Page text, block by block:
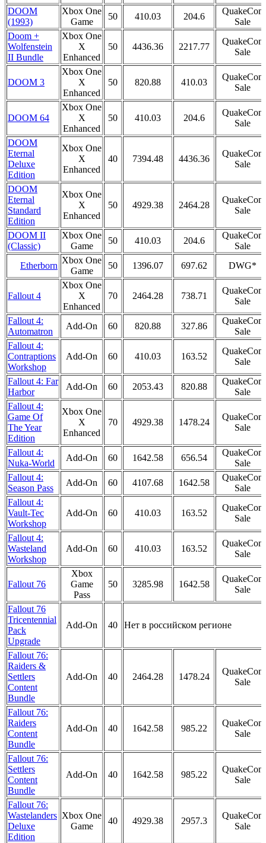
DOOM
(1993)
Xbox One
Game
50 410.03 204.6
QuakeCon
Sale
Doom +
Wolfenstein
II Bundle
Xbox One
X
Enhanced
50 4436.36 2217.77
QuakeCon
Sale
DOOM 3
Xbox One
X
Enhanced
50 820.88 410.03
QuakeCon
Sale
DOOM 64
Xbox One
X
Enhanced
50 410.03 204.6
QuakeCon
Sale
DOOM
Eternal
Deluxe
Edition
Xbox One
X
Enhanced
40 7394.48 4436.36
QuakeCon
Sale
DOOM
Eternal
Standard
Edition
Xbox One
X
Enhanced
50 4929.38 2464.28
QuakeCon
Sale
DOOM II
(Classic)
Xbox One
Game
50 410.03 204.6
QuakeCon
Sale
Etherborn
Xbox One
Game
50 1396.07 697.62 DWG*
Fallout 4
Xbox One
X
Enhanced
70 2464.28 738.71
QuakeCon
Sale
Fallout 4:
Automatron
Add-On 60 820.88 327.86
QuakeCon
Sale
Fallout 4:
Contraptions
Workshop
Add-On 60 410.03 163.52
QuakeCon
Sale
Fallout 4: Far
Harbor
Add-On 60 2053.43 820.88
QuakeCon
Sale
Fallout 4:
Game Of
The Year
Edition
Xbox One
X
Enhanced
70 4929.38 1478.24
QuakeCon
Sale
Fallout 4:
Nuka-World
Add-On 60 1642.58 656.54
QuakeCon
Sale
Fallout 4:
Season Pass
Add-On 60 4107.68 1642.58
QuakeCon
Sale
Fallout 4:
Vault-Tec
Workshop
Add-On 60 410.03 163.52
QuakeCon
Sale
Fallout 4:
Wasteland
Workshop
Add-On 60 410.03 163.52
QuakeCon
Sale
Fallout 76
Xbox
Game
Pass
50 3285.98 1642.58
QuakeCon
Sale
Fallout 76
Tricentennial
Pack
Upgrade
Add-On 40 Нет в российском регионе
Fallout 76:
Raiders &
Settlers
Content
Bundle
Add-On 40 2464.28 1478.24
QuakeCon
Sale
Fallout 76:
Raiders
Content
Bundle
Add-On 40 1642.58 985.22
QuakeCon
Sale
Fallout 76:
Settlers
Content
Bundle
Add-On 40 1642.58 985.22
QuakeCon
Sale
Fallout 76:
Wastelanders
Deluxe
Edition
Xbox One
Game
40 4929.38 2957.3
QuakeCon
Sale